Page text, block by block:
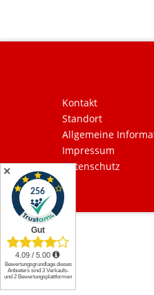
Kontakt
Standort
Allgemeine
Impressum
Datenschutz
✕